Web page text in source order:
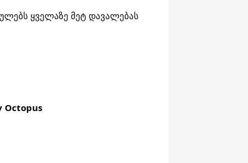
ყველაზე მეტ დავალებას
Octopus